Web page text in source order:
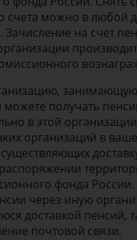
счета можно в любой
Зачисление на счет
можете получать
в этой
организаций в
фонда
через иную
доставкой пенсий,
почтовой связи.